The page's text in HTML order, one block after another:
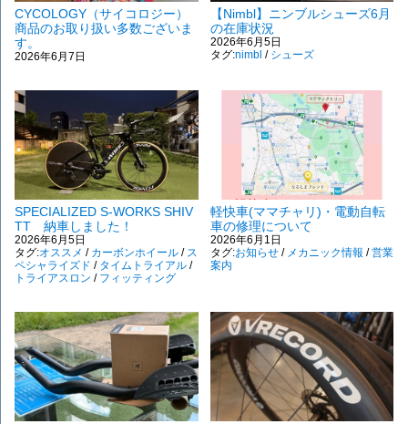
CYCOLOGY（サイコロジー）
商品のお取り扱い多数ございま
す。
2026年6月7日
【Nimbl】ニンブルシューズ6月
の在庫状況
2026年6月5日
タグ:nimbl / シューズ
SPECIALIZED S-WORKS SHIV
TT 納車しました！
2026年6月5日
タグ:オススメ / カーボンホイール/ ス
ペシャライズド / タイムトライアル/
トライアスロン / フィッティング
軽快車(ママチャリ)・電動自転
車の修理について
2026年6月1日
タグ:お知らせ/ メカニック情報 /営業
案内